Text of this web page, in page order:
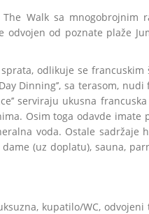
Walk sa mnogobrojnim
od poznate plaže
odlikuje se
Dinning’’, sa terasom,
serviraju ukusna
Osim toga odavde
voda. Ostale sadržaje
(uz doplatu), sauna,
kupatilo/WC,